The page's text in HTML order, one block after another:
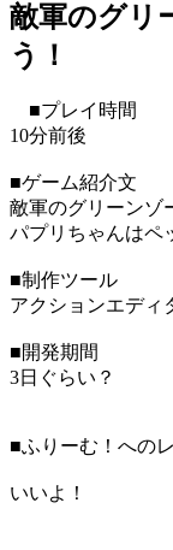
敵軍のグリ
う！
■プレイ時間
10分前後
■ゲーム紹介文
敵軍のグリーンゾ
パプリちゃんはペ
■制作ツール
アクションエディ
■開発期間
3日ぐらい？
■ふりーむ！への
いいよ！